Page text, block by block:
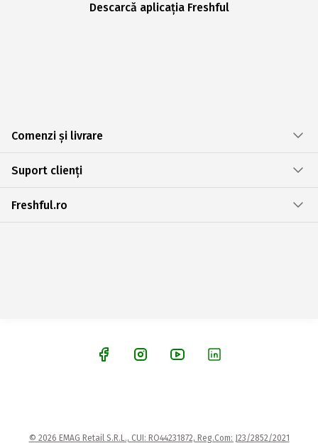
Descarcă aplicația Freshful
Comenzi și livrare
Suport clienți
Freshful.ro
© 2026 EMAG Retail S.R.L., CUI: RO44231872, Reg.Com: J23/2852/2021